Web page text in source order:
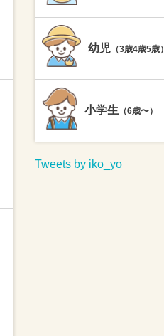
幼児 （3歳4歳5歳）
小学生 （6歳〜）
Tweets by iko_yo